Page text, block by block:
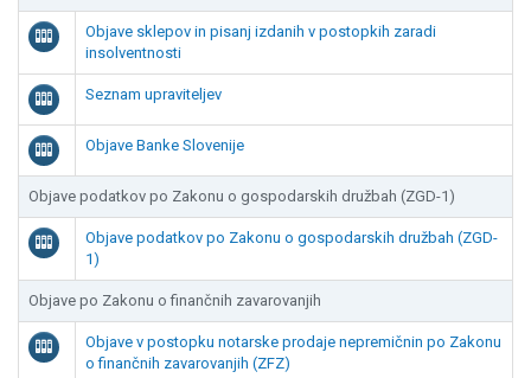

Objave sklepov in pisanj izdanih v postopkih zaradi
insolventnosti
 Seznam upraviteljev
 Objave Banke Slovenije
Objave podatkov po Zakonu o gospodarskih družbah (ZGD-1)

Objave podatkov po Zakonu o gospodarskih družbah (ZGD-
1)
Objave po Zakonu o finančnih zavarovanjih

Objave v postopku notarske prodaje nepremičnin po Zakonu
o finančnih zavarovanjih (ZFZ)